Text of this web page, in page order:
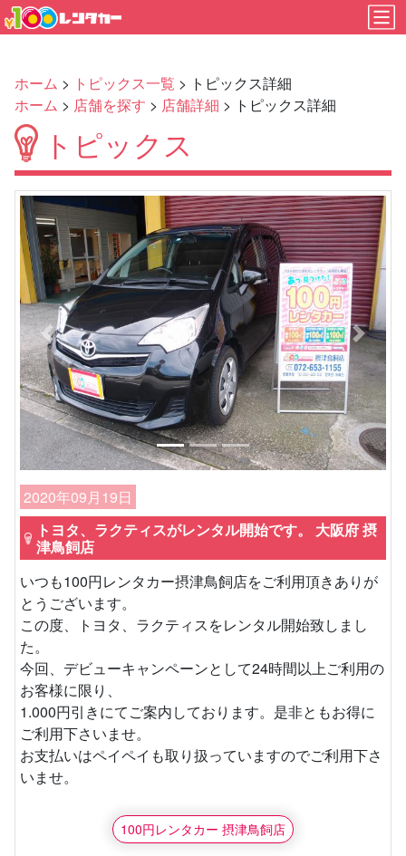
ホーム > トピックス一覧 > トピックス詳細
ホーム > 店舗を探す > 店舗詳細 > トピックス詳細
トピックス
Previous Next
2020年09月19日
トヨタ、ラクティスがレンタル開始です。 大阪府 摂
津鳥飼店
いつも100円レンタカー摂津鳥飼店をご利用頂きありが
とうございます。
この度、トヨタ、ラクティスをレンタル開始致しまし
た。
今回、デビューキャンペーンとして24時間以上ご利用の
お客様に限り、
1.000円引きにてご案内しております。是非ともお得に
ご利用下さいませ。
お支払いはペイペイも取り扱っていますのでご利用下さ
いませ。
100円レンタカー 摂津鳥飼店